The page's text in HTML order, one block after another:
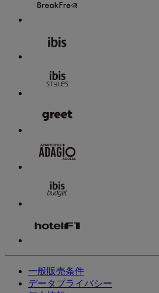
一般販売条件
データプライバシー